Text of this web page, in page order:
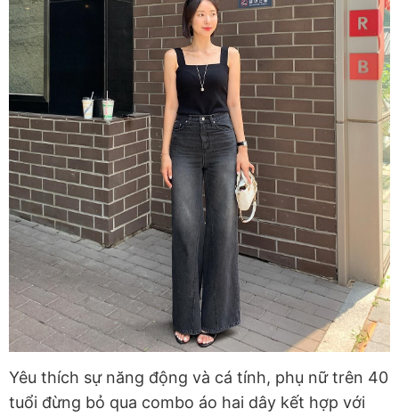
Yêu thích sự năng động và cá tính, phụ nữ trên 40
tuổi đừng bỏ qua combo áo hai dây kết hợp với